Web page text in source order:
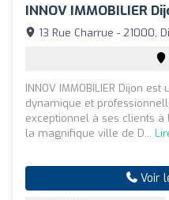
INNOV IMMOBILIER
13 Rue Charrue - 21000,
INNOV IMMOBILIER Dijon
dynamique et
exceptionnel à ses clients
la magnifique ville de D...
Voir